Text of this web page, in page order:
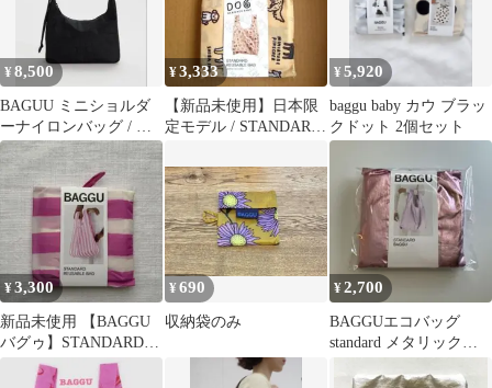
¥8,500
BAGUU ミニショルダ
ーナイロンバッグ / ブ
ラック
¥3,333
【新品未使用】日本限
定モデル / STANDARD
¥5,920
baggu baby カウ ブラッ
クドット 2個セット
¥3,300
新品未使用 【BAGGU
バグゥ】STANDARD
スタンダード ピンクス
トライプ
¥690
収納袋のみ
¥2,700
BAGGUエコバッグ
standard メタリックピ